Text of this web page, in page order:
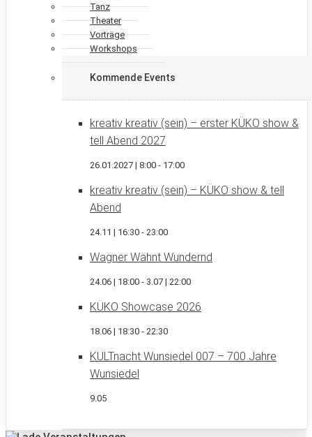
Tanz
Theater
Vorträge
Workshops
Kommende Events
kreativ kreativ (sein) – erster KÜKO show &
tell Abend 2027
26.01.2027 | 8:00 - 17:00
kreativ kreativ (sein) – KÜKO show & tell
Abend
24.11 | 16:30 - 23:00
Wagner Wähnt Wundernd
24.06 | 18:00 - 3.07 | 22:00
KÜKO Showcase 2026
18.06 | 18:30 - 22:30
KULTnacht Wunsiedel 007 – 700 Jahre
Wunsiedel
9.05